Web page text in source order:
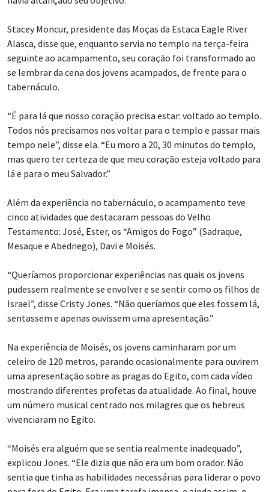
Alasca, disse que, enquanto servia no templo na terça-feira
seguinte ao acampamento, seu coração foi transformado ao
se lembrar da cena dos jovens acampados, de frente para o
tabernáculo.
Todos nós precisamos nos voltar para o templo e passar mais
tempo nele”, disse ela. “Eu moro a 20, 30 minutos do templo,
mas quero ter certeza de que meu coração esteja voltado para
lá e para o meu Salvador.”
cinco atividades que destacaram pessoas do Velho
Testamento: José, Ester, os “Amigos do Fogo” (Sadraque,
Mesaque e Abednego), Davi e Moisés.
pudessem realmente se envolver e se sentir como os filhos de
Israel”, disse Cristy Jones. “Não queríamos que eles fossem lá,
sentassem e apenas ouvissem uma apresentação.”
celeiro de 120 metros, parando ocasionalmente para ouvirem
uma apresentação sobre as pragas do Egito, com cada vídeo
mostrando diferentes profetas da atualidade. Ao final, houve
um número musical centrado nos milagres que os hebreus
vivenciaram no Egito.
explicou Jones. “Ele dizia que não era um bom orador. Não
sentia que tinha as habilidades necessárias para liderar o povo
para fora do Egito. Era uma tarefa imensa, e ainda assim, o